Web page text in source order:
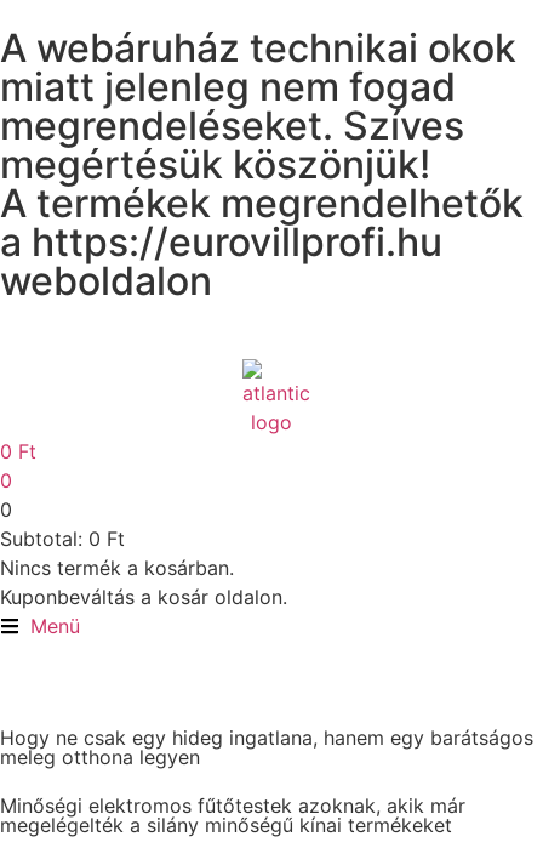
A webáruház technikai okok
miatt jelenleg nem fogad
megrendeléseket. Szíves
megértésük köszönjük!
A termékek megrendelhetők
a https://eurovillprofi.hu
weboldalon
0 Ft
0
0
Subtotal: 0 Ft
Nincs termék a kosárban.
Kuponbeváltás a kosár oldalon.
Menü
Hogy ne csak egy hideg ingatlana, hanem egy barátságos
meleg otthona legyen
Minőségi elektromos fűtőtestek azoknak, akik már
megelégelték a silány minőségű kínai termékeket